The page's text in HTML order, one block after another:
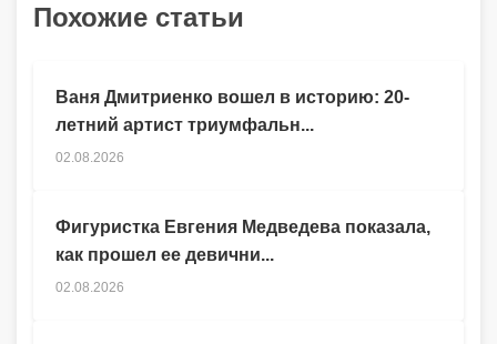
Похожие статьи
Ваня Дмитриенко вошел в историю: 20-
летний артист триумфальн...
02.08.2026
Фигуристка Евгения Медведева показала,
как прошел ее девични...
02.08.2026